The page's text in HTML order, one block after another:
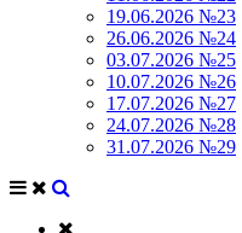
19.06.2026 №23
26.06.2026 №24
03.07.2026 №25
10.07.2026 №26
17.07.2026 №27
24.07.2026 №28
31.07.2026 №29